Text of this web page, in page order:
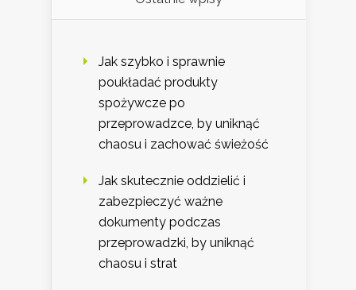
Jak szybko i sprawnie
poukładać produkty
spożywcze po
przeprowadzce, by uniknąć
chaosu i zachować świeżość
Jak skutecznie oddzielić i
zabezpieczyć ważne
dokumenty podczas
przeprowadzki, by uniknąć
chaosu i strat